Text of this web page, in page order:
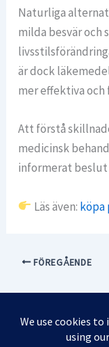
Naturliga
milda besvär
är dock
mer effektiva och
Att förstå
medicinsk
informerat beslut
Läs även: köpa
FÖREGÅENDE